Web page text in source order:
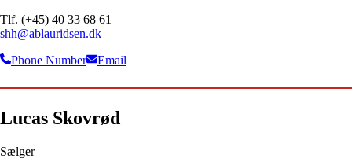
Tlf. (+45) 40 33 68 61
shh@ablauridsen.dk
Phone Number
Email
Lucas Skovrød
Sælger